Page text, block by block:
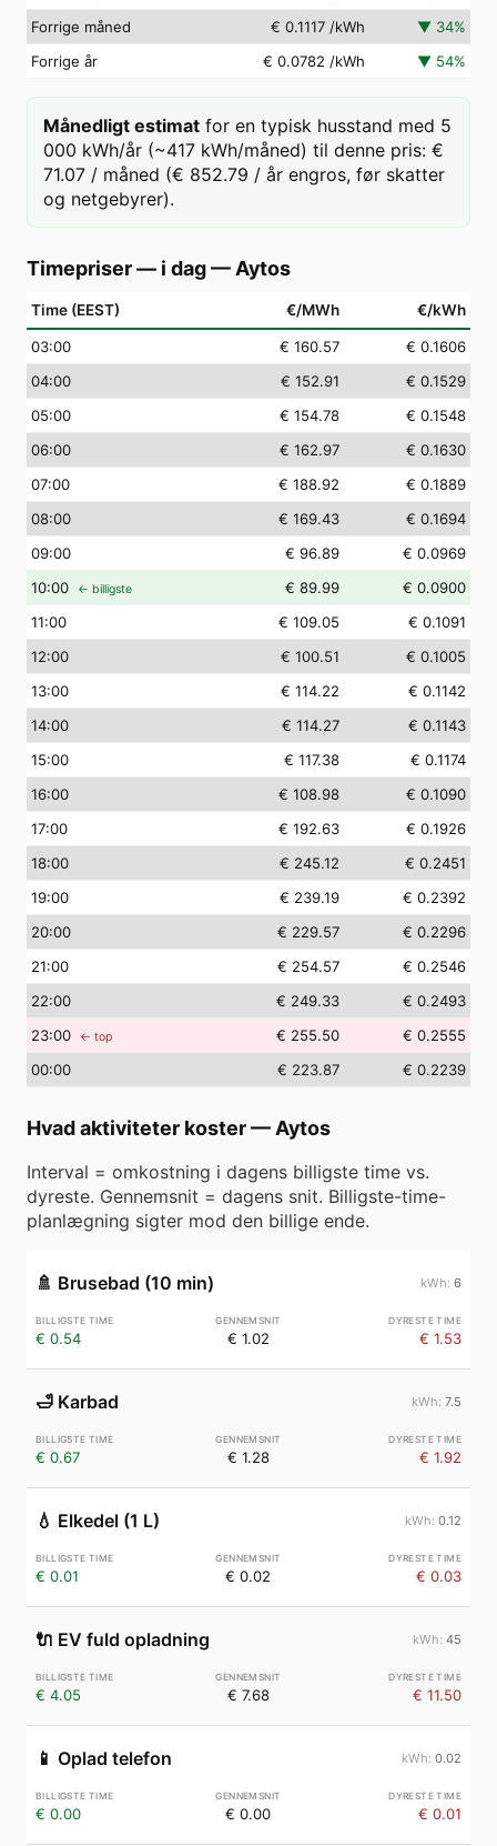
Forrige måned
€ 0.1117 /kWh ▼ 34%
Forrige år
€ 0.0782 /kWh ▼ 54%
Månedligt estimat for en typisk husstand med 5
000 kWh/år (~417 kWh/måned) til denne pris: €
71.07 / måned (€ 852.79 / år engros, før skatter
og netgebyrer).
Timepriser — i dag— Aytos
Time (EEST) €/MWh €/kWh
03:00 € 160.57
€ 0.1606
04:00 € 152.91
€ 0.1529
05:00 € 154.78
€ 0.1548
06:00 € 162.97
€ 0.1630
07:00 € 188.92
€ 0.1889
08:00 € 169.43
€ 0.1694
09:00 € 96.89
€ 0.0969
10:00 ← billigste € 89.99
€ 0.0900
11:00 € 109.05
€ 0.1091
12:00 € 100.51
€ 0.1005
13:00 € 114.22
€ 0.1142
14:00 € 114.27
€ 0.1143
15:00 € 117.38
€ 0.1174
16:00 € 108.98
€ 0.1090
17:00 € 192.63
€ 0.1926
18:00 € 245.12
€ 0.2451
19:00 € 239.19
€ 0.2392
20:00 € 229.57
€ 0.2296
21:00 € 254.57
€ 0.2546
22:00 € 249.33
€ 0.2493
23:00 ← top € 255.50
€ 0.2555
00:00 € 223.87 € 0.2239
Hvad aktiviteter koster— Aytos
Interval = omkostning i dagens billigste time vs.
dyreste. Gennemsnit = dagens snit. Billigste-time-
planlægning sigter mod den billige ende.
🚿 Brusebad (10 min) 6
€ 0.54 € 1.02 € 1.53
🛁 Karbad 7.5
€ 0.67 € 1.28 € 1.92
💧 Elkedel (1 L) 0.12
€ 0.01 € 0.02 € 0.03
🔌 EV fuld opladning 45
€ 4.05 € 7.68 € 11.50
📱 Oplad telefon 0.02
€ 0.00 € 0.00 € 0.01